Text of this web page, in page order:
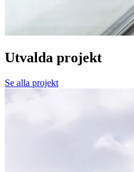
Utvalda projekt
Se alla projekt